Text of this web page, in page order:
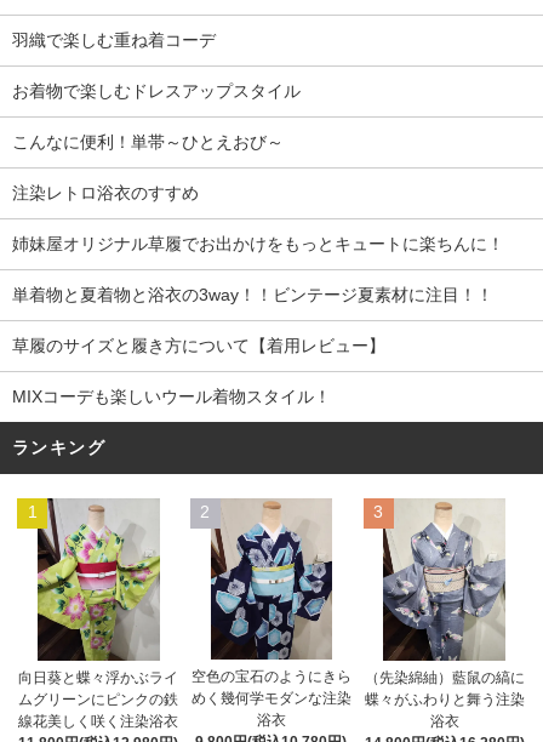
羽織で楽しむ重ね着コーデ
お着物で楽しむドレスアップスタイル
こんなに便利！単帯～ひとえおび～
注染レトロ浴衣のすすめ
姉妹屋オリジナル草履でお出かけをもっとキュートに楽ちんに！
単着物と夏着物と浴衣の3way！！ビンテージ夏素材に注目！！
草履のサイズと履き方について【着用レビュー】
MIXコーデも楽しいウール着物スタイル！
ランキング
1
向日葵と蝶々浮かぶライ
ムグリーンにピンクの鉄
線花美しく咲く注染浴衣
2
空色の宝石のようにきら
めく幾何学モダンな注染
浴衣
3
（先染綿紬）藍鼠の縞に
蝶々がふわりと舞う注染
浴衣